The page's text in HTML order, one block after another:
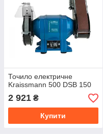
Точило електричне
Kraissmann 500 DSB 150
2 921 ₴
Купити